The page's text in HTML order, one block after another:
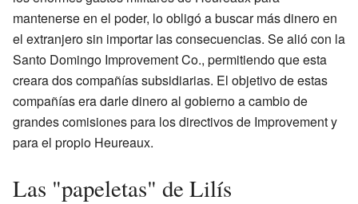
mantenerse en el poder, lo obligó a buscar más dinero en
el extranjero sin importar las consecuencias. Se alió con la
Santo Domingo Improvement Co., permitiendo que esta
creara dos compañías subsidiarias. El objetivo de estas
compañías era darle dinero al gobierno a cambio de
grandes comisiones para los directivos de Improvement y
para el propio Heureaux.
Las "papeletas" de Lilís